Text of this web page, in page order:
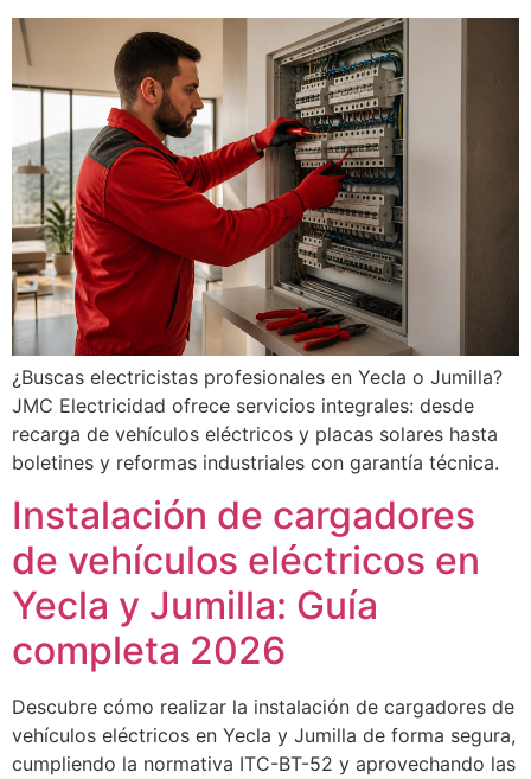
¿Buscas electricistas profesionales en Yecla o Jumilla?
JMC Electricidad ofrece servicios integrales: desde
recarga de vehículos eléctricos y placas solares hasta
boletines y reformas industriales con garantía técnica.
Instalación de cargadores
de vehículos eléctricos en
Yecla y Jumilla: Guía
completa 2026
Descubre cómo realizar la instalación de cargadores de
vehículos eléctricos en Yecla y Jumilla de forma segura,
cumpliendo la normativa ITC-BT-52 y aprovechando las